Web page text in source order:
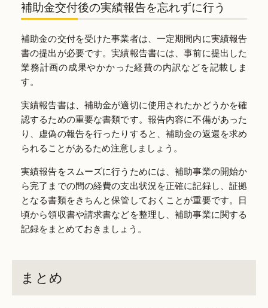
補助金交付後の実績報告を忘れずに行う
補助金の交付を受けた事業者は、一定期間内に実績報告
書の提出が必要です。実績報告書には、事前に提出した
業務計画の成果やかかった経費の内訳などを記載しま
す。
実績報告書は、補助金が適切に使用されたかどうかを確
認するための重要な書類です。報告内容に不備があった
り、虚偽の報告を行ったりすると、補助金の返還を求め
られることがあるため注意しましょう。
実績報告をスムーズに行うためには、補助事業の開始か
ら完了までの間の経費の支出状況を正確に記録し、証拠
となる書類をきちんと保管しておくことが重要です。日
頃から領収書や請求書などを整理し、補助事業に関する
記録をまとめておきましょう。
まとめ